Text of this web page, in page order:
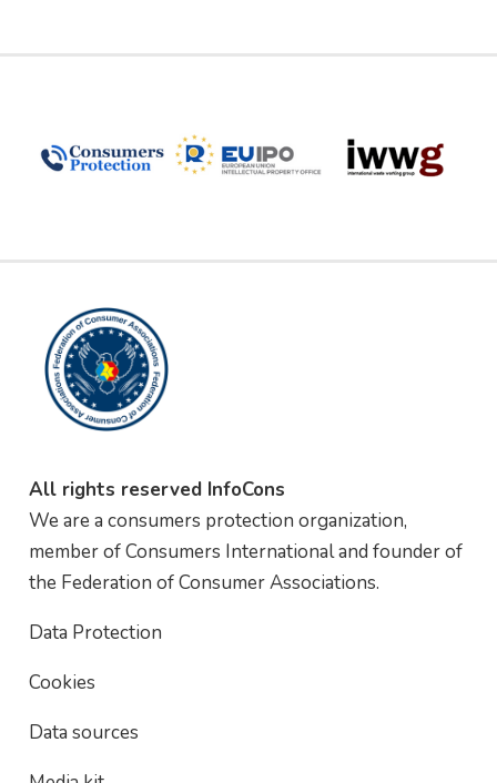
All rights reserved InfoCons
We are a consumers protection organization,
member of Consumers International and founder of
the Federation of Consumer Associations.
Data Protection
Cookies
Data sources